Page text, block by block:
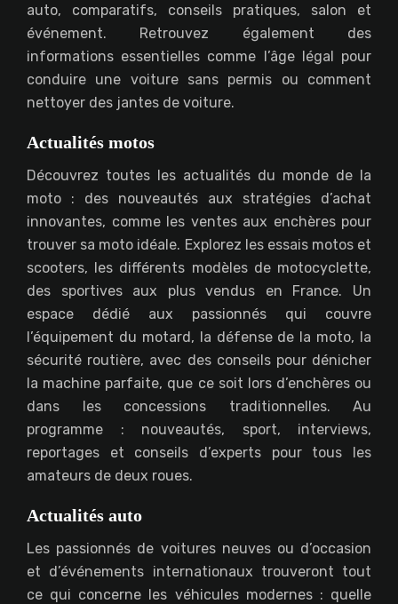
auto, comparatifs, conseils pratiques, salon et
événement. Retrouvez également des
informations essentielles comme l’âge légal pour
conduire une voiture sans permis ou comment
nettoyer des jantes de voiture.
Actualités motos
Découvrez toutes les actualités du monde de la
moto : des nouveautés aux stratégies d’achat
innovantes, comme les ventes aux enchères pour
trouver sa moto idéale. Explorez les essais motos et
scooters, les différents modèles de motocyclette,
des sportives aux plus vendus en France. Un
espace dédié aux passionnés qui couvre
l’équipement du motard, la défense de la moto, la
sécurité routière, avec des conseils pour dénicher
la machine parfaite, que ce soit lors d’enchères ou
dans les concessions traditionnelles. Au
programme : nouveautés, sport, interviews,
reportages et conseils d’experts pour tous les
amateurs de deux roues.
Actualités auto
Les passionnés de voitures neuves ou d’occasion
et d’événements internationaux trouveront tout
ce qui concerne les véhicules modernes : quelle